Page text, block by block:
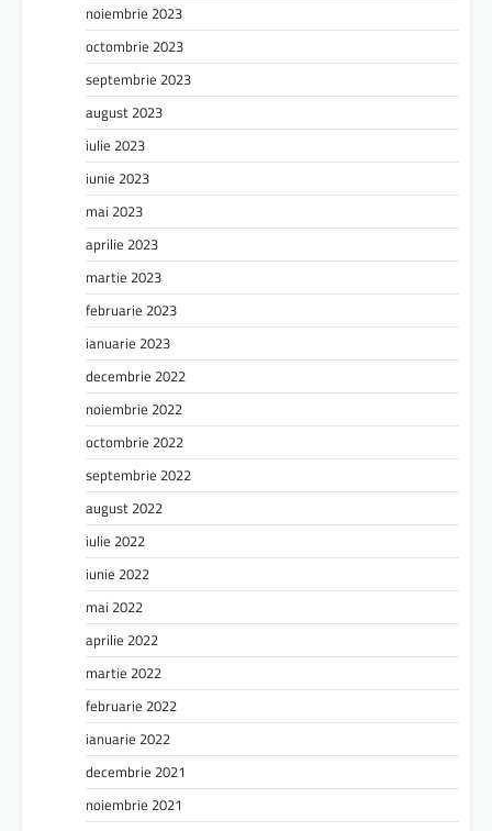
noiembrie 2023
octombrie 2023
septembrie 2023
august 2023
iulie 2023
iunie 2023
mai 2023
aprilie 2023
martie 2023
februarie 2023
ianuarie 2023
decembrie 2022
noiembrie 2022
octombrie 2022
septembrie 2022
august 2022
iulie 2022
iunie 2022
mai 2022
aprilie 2022
martie 2022
februarie 2022
ianuarie 2022
decembrie 2021
noiembrie 2021